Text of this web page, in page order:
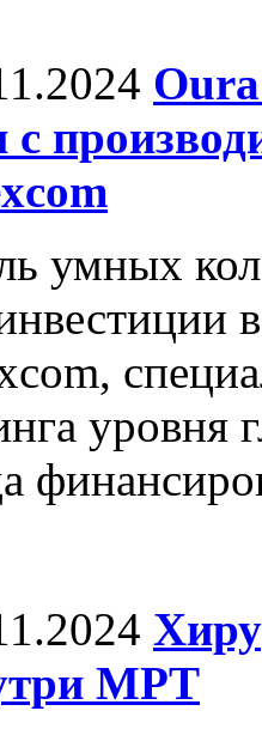
с
умных
уровня
МРТ